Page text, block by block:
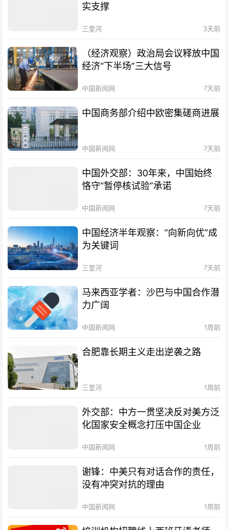
实支撑
三里河 3天前
（经济观察）政治局会议释放中国
经济“下半场”三大信号
中国新闻网 7天前
中国商务部介绍中欧密集磋商进展
中国新闻网 7天前
中国外交部：30年来，中国始终
恪守“暂停核试验”承诺
中国新闻网 7天前
中国经济半年观察：“向新向优”成
为关键词
三里河 7天前
马来西亚学者：沙巴与中国合作潜
力广阔
中国新闻网 1周前
合肥靠长期主义走出逆袭之路
三里河 1周前
外交部：中方一贯坚决反对美方泛
化国家安全概念打压中国企业
中国新闻网 1周前
谢锋：中美只有对话合作的责任，
没有冲突对抗的理由
中国新闻网 1周前